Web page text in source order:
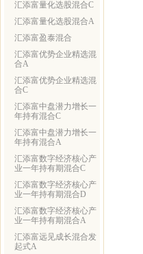
汇添富量化选股混合C
汇添富量化选股混合A
汇添富盈泰混合
汇添富优势企业精选混
合A
汇添富优势企业精选混
合C
汇添富中盘潜力增长一
年持有混合C
汇添富中盘潜力增长一
年持有混合A
汇添富数字经济核心产
业一年持有期混合C
汇添富数字经济核心产
业一年持有期混合D
汇添富数字经济核心产
业一年持有期混合A
汇添富远见成长混合发
起式A